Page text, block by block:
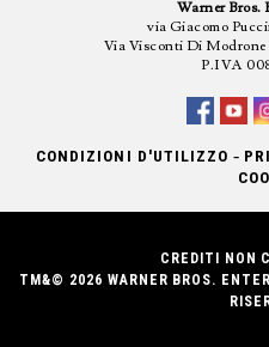
Warner Bros.
via Giacomo
Via Visconti Di Modrone
P.IVA
CONDIZIONI D'UTILIZZO -
CREDITI NON
TM&© 2026 WARNER BROS.